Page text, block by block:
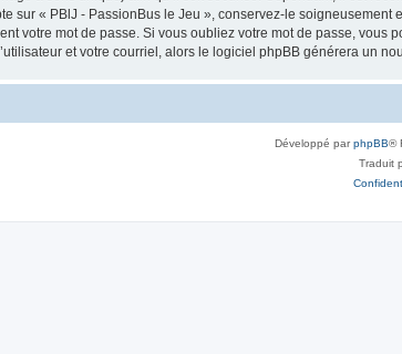
sur « PBlJ - PassionBus le Jeu », conservez-le
votre mot de passe. Si vous oubliez votre mot de passe,
et votre courriel, alors le logiciel phpBB générera un
Développé parphpBB®
Traduit